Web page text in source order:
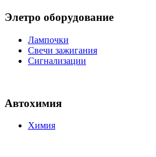
Элетро оборудование
Лампочки
Свечи зажигания
Сигнализации
Автохимия
Химия